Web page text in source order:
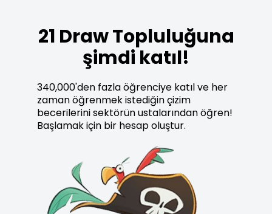
21 Draw Topluluğuna
şimdi katıl!
340,000'den fazla öğrenciye katıl ve her
zaman öğrenmek istediğin çizim
becerilerini sektörün ustalarından öğren!
Başlamak için bir hesap oluştur.